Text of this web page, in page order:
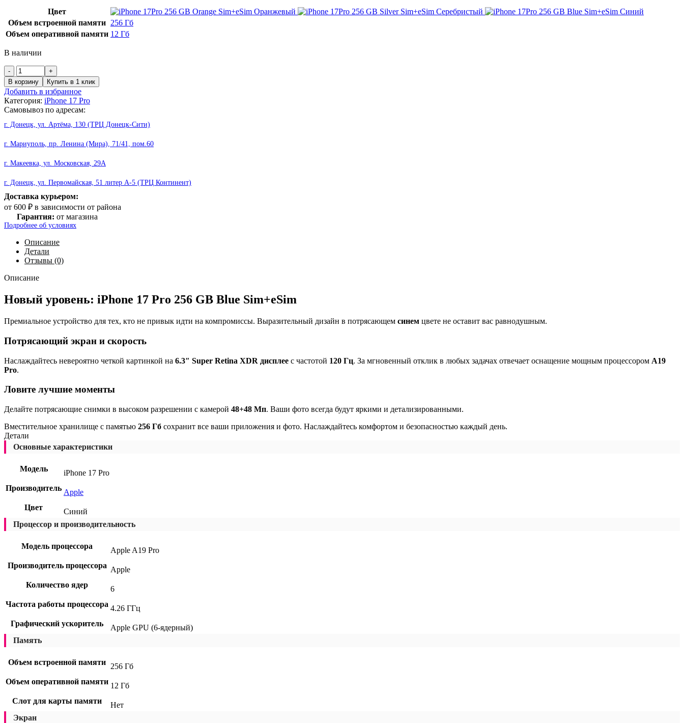
Цвет Оранжевый Серебристый
Синий
Объем встроенной памяти 256 Гб
Объем оперативной памяти 12 Гб
В наличии
Количество
товара
iPhone
17
Pro
GB
Sim+eSim
В корзину Купить в 1 клик
Добавить в избранное
Категория: iPhone 17 Pro
Самовывоз по адресам:
г. Донецк, ул. Артёма, 130 (ТРЦ Донецк-Сити)
г. Мариуполь, пр. Ленина (Мира), 71/41, пом.60
г. Макеевка, ул. Московская, 29А
г. Донецк, ул. Первомайская, 51 литер А-5 (ТРЦ Континент)
Доставка курьером:
от 600 ₽ в зависимости от района
Гарантия: от магазина
Подробнее об условиях
Описание
Детали
Отзывы (0)
Описание
Новый уровень: iPhone 17 Pro 256 GB Blue Sim+eSim
Премиальное устройство для тех, кто не привык идти на компромиссы. Выразительный дизайн в потрясающем синем цвете не оставит вас равнодушным.
Потрясающий экран и скорость
Наслаждайтесь невероятно четкой картинкой на 6.3″ Super Retina XDR дисплее с частотой 120 Гц. За мгновенный отклик в любых задачах отвечает оснащение мощным процессором A19
Pro.
Ловите лучшие моменты
Делайте потрясающие снимки в высоком разрешении с камерой 48+48 Мп. Ваши фото всегда будут яркими и детализированными.
Вместительное хранилище с памятью 256 Гб сохранит все ваши приложения и фото. Наслаждайтесь комфортом и безопасностью каждый день.
Детали
Основные характеристики
Модель
iPhone 17 Pro
Производитель Apple
Цвет
Синий
Процессор и производительность
Модель процессора
Apple A19 Pro
Производитель процессора Apple
Количество ядер
6
Частота работы процессора 4.26 ГГц
Графический ускоритель
Apple GPU (6-ядерный)
Память
Объем встроенной памяти 256 Гб
Объем оперативной памяти 12 Гб
Слот для карты памяти
Нет
Экран